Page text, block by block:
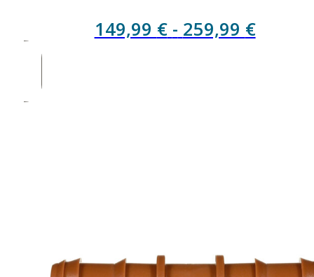
149,99 € - 259,99 €Rango